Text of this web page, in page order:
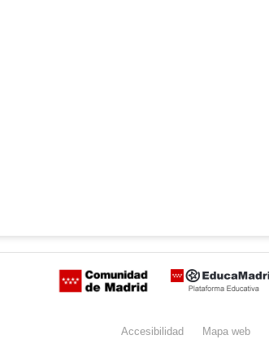
Accesibilidad Mapa web